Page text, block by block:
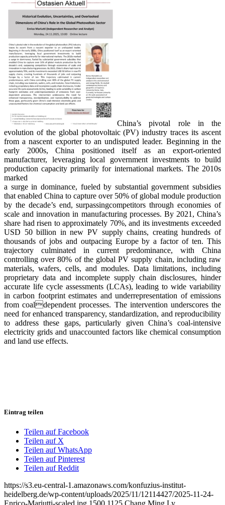
China’s pivotal role in the
evolution of the global photovoltaic (PV) industry traces its ascent
from a nascent exporter to an undisputed leader. Beginning in the
early 2000s, China positioned itself as an export-oriented
manufacturer, leveraging local government investments to build
production capacity primarily for international markets. The 2010s
marked
a surge in dominance, fueled by substantial government subsidies
that enabled China to capture over 50% of global module production
by the decade’s end, surpassingcompetitors through economies of
scale and innovation in manufacturing processes. By 2021, China’s
share had risen to approximately 70%, and its investments exceeded
USD 50 billion in new PV supply chains, creating hundreds of
thousands of jobs and outpacing Europe by a factor of ten. This
trajectory culminated in current predominance, with China
controlling over 80% of the global PV supply chain, including raw
materials, wafers, cells, and modules. Data limitations, including
proprietary data and incomplete supply chain disclosures, hinder
accurate life cycle assessments (LCAs), leading to wide variability
in carbon footprint estimates and underrepresentation of emissions
from coaldependent processes. The intervention underscores the
need for enhanced transparency, standardization, and reproducibility
to address these gaps, particularly given China’s coal-intensive
electricity grids and unaccounted factors like chemical consumption
and land use effects.
Eintrag teilen
Teilen auf Facebook
Teilen auf X
Teilen auf WhatsApp
Teilen auf Pinterest
Teilen auf Reddit
https://s3.eu-central-1.amazonaws.com/konfuzius-institut-
heidelberg.de/wp-content/uploads/2025/11/12114427/2025-11-24-